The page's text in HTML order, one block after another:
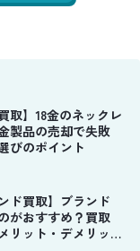
取】18金のネックレ
製品の売却で失敗
びのポイント
ド買取】ブランド
がおすすめ？買取
リット・デメリッ